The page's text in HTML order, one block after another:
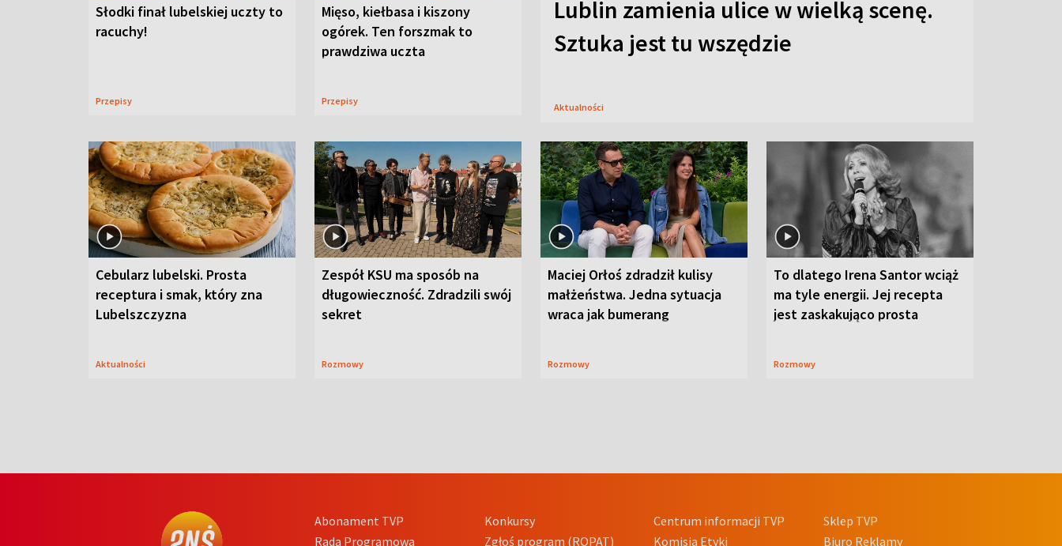
Słodki finał lubelskiej uczty to
racuchy!
Przepisy
Mięso, kiełbasa i kiszony
ogórek. Ten forszmak to
prawdziwa uczta
Przepisy
Lublin zamienia ulice w wielką scenę.
Sztuka jest tu wszędzie
Aktualności
Cebularz lubelski. Prosta
receptura i smak, który zna
Lubelszczyzna
Aktualności
Zespół KSU ma sposób na
długowieczność. Zdradzili swój
sekret
Rozmowy
Maciej Orłoś zdradził kulisy
małżeństwa. Jedna sytuacja
wraca jak bumerang
Rozmowy
To dlatego Irena Santor wciąż
ma tyle energii. Jej recepta
jest zaskakująco prosta
Rozmowy
Abonament TVP
Rada Programowa
Konkursy
Zgłoś program (ROPAT)
Centrum informacji TVP
Komisja Etyki
Sklep TVP
Biuro Reklamy